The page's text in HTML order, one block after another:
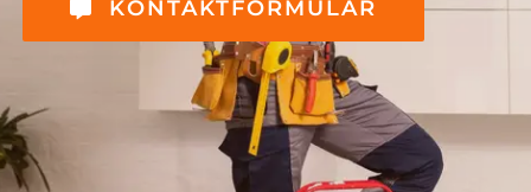
KONTAKTFORMULAR